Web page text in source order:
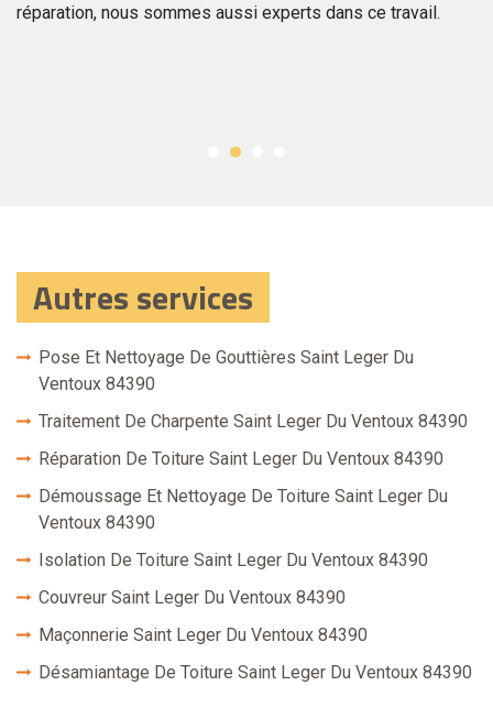
réparation, nous sommes aussi experts dans ce travail.
Autres services
Pose Et Nettoyage De Gouttières Saint Leger Du
Ventoux 84390
Traitement De Charpente Saint Leger Du Ventoux 84390
Réparation De Toiture Saint Leger Du Ventoux 84390
Démoussage Et Nettoyage De Toiture Saint Leger Du
Ventoux 84390
Isolation De Toiture Saint Leger Du Ventoux 84390
Couvreur Saint Leger Du Ventoux 84390
Maçonnerie Saint Leger Du Ventoux 84390
Désamiantage De Toiture Saint Leger Du Ventoux 84390